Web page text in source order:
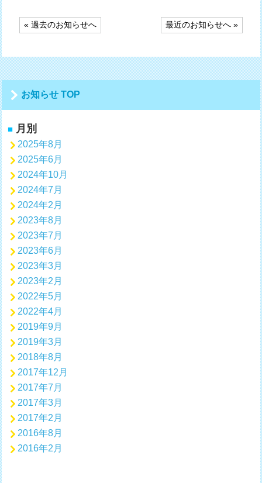
投
稿
ナ
ビ
ゲ
ー
シ
ョ
ン
« 過去のお知らせへ 最近のお知らせへ »
お知らせ TOP
月別
2025年8月
2025年6月
2024年10月
2024年7月
2024年2月
2023年8月
2023年7月
2023年6月
2023年3月
2023年2月
2022年5月
2022年4月
2019年9月
2019年3月
2018年8月
2017年12月
2017年7月
2017年3月
2017年2月
2016年8月
2016年2月